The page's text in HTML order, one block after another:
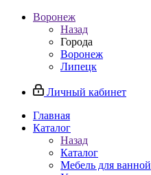
Воронеж
Назад
Города
Воронеж
Липецк
Личный кабинет
Главная
Каталог
Назад
Каталог
Мебель для ванной